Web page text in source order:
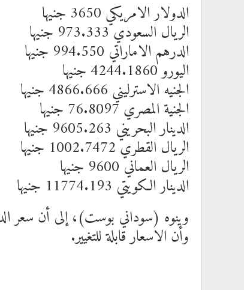
الدولار الامريكي 3650 جنيها
الريال السعودي 973.333 جنيها
الدرهم الاماراتي 994.550 جنيها
اليورو 4244.1860 جنيها
الجنيه الاسترليني 4866.666 جنيها
الجنية المصري 76.8097 جنيها
الدينار البحريني 9605.263 جنيها
الريال القطري 1002.7472 جنيها
الريال العماني 9600 جنيها
الدينار الكويتي 11774.193 جنيها
وينوه (سوداني بوست)، إلى أن سعر
وأن الاسعار قابلة للتغيير.